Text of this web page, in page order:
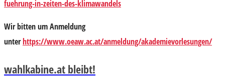
fuehrung-in-zeiten-des-klimawandels
Wir bitten um Anmeldung
unterhttps://www.oeaw.ac.at/anmeldung/akademievorlesungen/
wahlkabine.at bleibt!